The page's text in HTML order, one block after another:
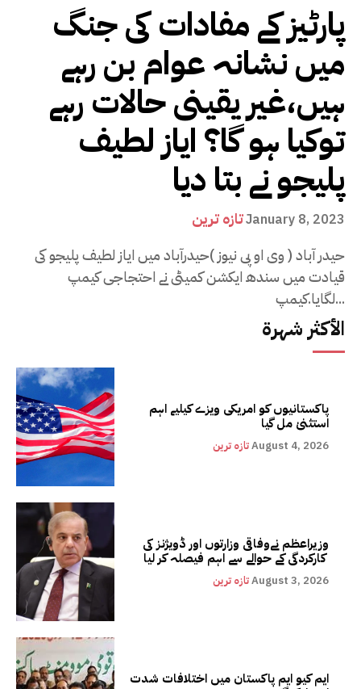
پارٹیز کے مفادات کی جنگ
میں نشانہ عوام بن رہے
ہیں،غیر یقینی حالات رہے
توکیا ہو گا؟ ایاز لطیف
پلیجو نے بتا دیا
تازہ ترینJanuary 8, 2023
حیدر آباد ( وی او پی نیوز )حیدرآباد میں ایاز لطیف پلیجو کی
قیادت میں سندھ ایکشن کمیٹی نے احتجاجی کیمپ
لگایا.کیمپ...
الأكثر شهرة
پاکستانیوں کو امریکی ویزے کیلیے اہم
استثنیٰ مل گیا
تازہ ترینAugust 4, 2026
وزیراعظم نےوفاقی وزارتوں اور ڈویژنز کی
کارکردگی کے حوالے سے اہم فیصلہ کر لیا
تازہ ترینAugust 3, 2026
ایم کیو ایم پاکستان میں اختلافات شدت